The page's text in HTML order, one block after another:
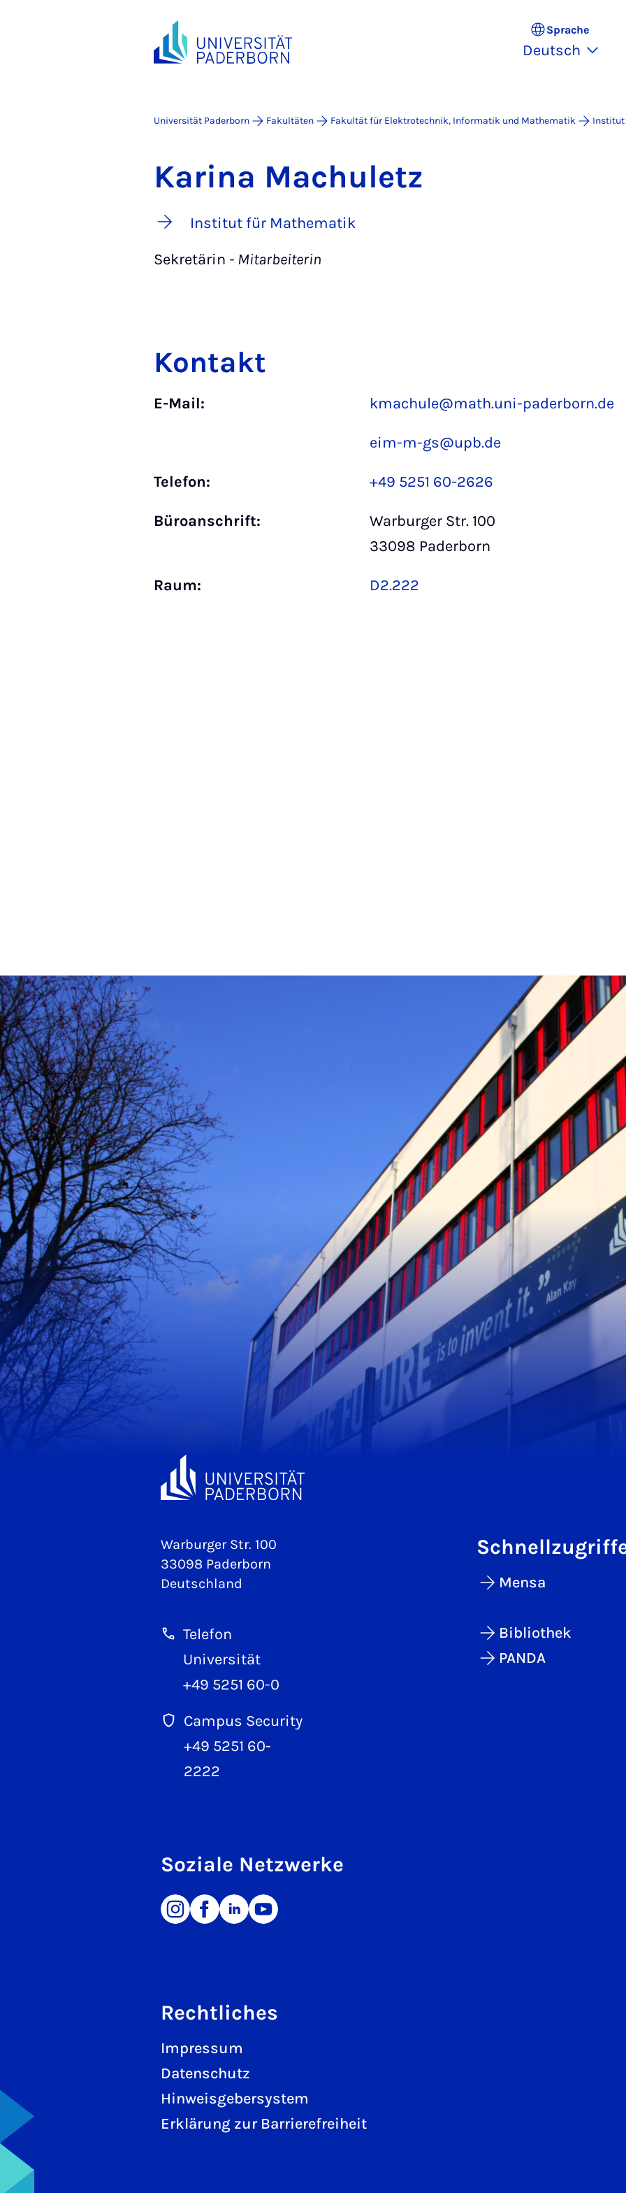
Sprache
Deutsch
Universität Paderborn Fakultäten Fakultät für Elektrotechnik, Informatik und Mathematik
Karina Machuletz
Institut für Mathematik
Sekretärin - Mitarbeiterin
Kontakt
E-Mail: kmachule@math.uni-paderborn.de
eim-m-gs@upb.de
Telefon: +49 5251 60-2626
Büro­anschrift:
Warburger Str. 100
33098 Paderborn
Raum: D2.222
Warburger Str. 100
33098 Paderborn
Deutschland
Telefon
Universität
+49 5251 60-0
Campus Security
+49 5251 60-
2222
Mensa
Bibliothek
PANDA
Soziale Netzwerke
Rechtliches
Impressum
Datenschutz
Hinweisgebersystem
Erklärung zur Barrierefreiheit